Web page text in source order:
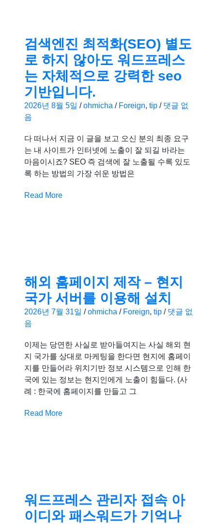
검색엔진 최적화(SEO) 별도
로 하지 않아도 워드프레스
는 자체적으로 강력한 seo
기반입니다.
2026년 8월 5일 / ohmicha / Foreign, tip / 댓글 없
음
다 떠나서 지금 이 글을 보고 오신 분의 최종 요구
는 내 사이트가 인터넷에 노출이 잘 되길 바라는
마음이시죠? SEO 즉 검색에 잘 노출될 수록 있도
록 하는 방법의 가장 쉬운 방법은
Read More
해외 홈페이지 제작 – 현지
국가 서버를 이용해 설치
2026년 7월 31일 / ohmicha / Foreign, tip / 댓글 없
음
이제는 당연한 사실로 받아들여지는 사실 해외 현
지 국가를 상대로 마케팅을 한다면 현지에 홈페이
지를 만들어라 위치기반 정보 시스템으로 인해 한
국에 있는 정보는 현지인에게 노출이 힘들다. (사
례 : 한국에 홈페이지를 만들고 그
Read More
워드프레스 관리자 접속 아
이디와 패스워드가 기억나